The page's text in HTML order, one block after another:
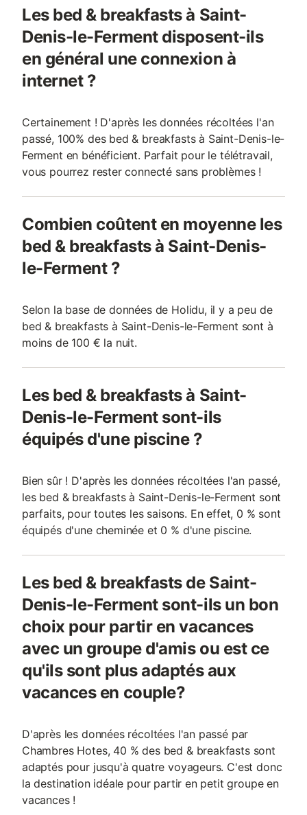
Les bed & breakfasts à Saint-
Denis-le-Ferment disposent-ils
en général une connexion à
internet ?
Certainement ! D'après les données récoltées l'an
passé, 100% des bed & breakfasts à Saint-Denis-le-
Ferment en bénéficient. Parfait pour le télétravail,
vous pourrez rester connecté sans problèmes !
Combien coûtent en moyenne les
bed & breakfasts à Saint-Denis-
le-Ferment ?
Selon la base de données de Holidu, il y a peu de
bed & breakfasts à Saint-Denis-le-Ferment sont à
moins de 100 € la nuit.
Les bed & breakfasts à Saint-
Denis-le-Ferment sont-ils
équipés d'une piscine ?
Bien sûr ! D'après les données récoltées l'an passé,
les bed & breakfasts à Saint-Denis-le-Ferment sont
parfaits, pour toutes les saisons. En effet, 0 % sont
équipés d'une cheminée et 0 % d'une piscine.
Les bed & breakfasts de Saint-
Denis-le-Ferment sont-ils un bon
choix pour partir en vacances
avec un groupe d'amis ou est ce
qu'ils sont plus adaptés aux
vacances en couple?
D'après les données récoltées l'an passé par
Chambres Hotes, 40 % des bed & breakfasts sont
adaptés pour jusqu'à quatre voyageurs. C'est donc
la destination idéale pour partir en petit groupe en
vacances !